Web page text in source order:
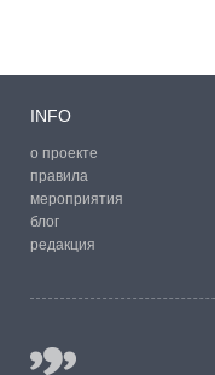
INFO
о проекте
правила
мероприятия
блог
редакция